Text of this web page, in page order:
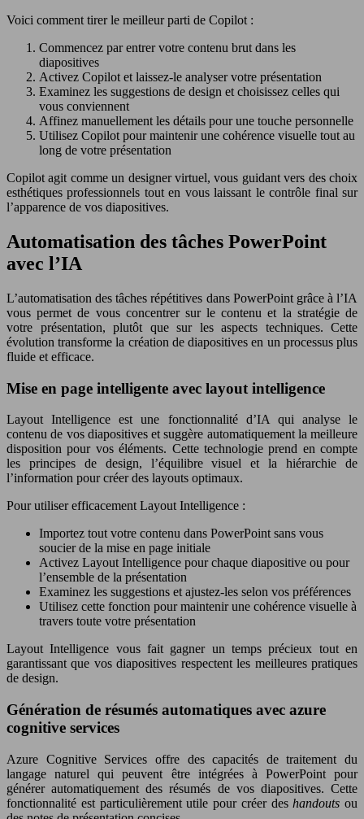
Voici comment tirer le meilleur parti de Copilot :
Commencez par entrer votre contenu brut dans les
diapositives
Activez Copilot et laissez-le analyser votre présentation
Examinez les suggestions de design et choisissez celles qui
vous conviennent
Affinez manuellement les détails pour une touche personnelle
Utilisez Copilot pour maintenir une cohérence visuelle tout au
long de votre présentation
Copilot agit comme un designer virtuel, vous guidant vers des choix
esthétiques professionnels tout en vous laissant le contrôle final sur
l’apparence de vos diapositives.
Automatisation des tâches PowerPoint
avec l’IA
L’automatisation des tâches répétitives dans PowerPoint grâce à l’IA
vous permet de vous concentrer sur le contenu et la stratégie de
votre présentation, plutôt que sur les aspects techniques. Cette
évolution transforme la création de diapositives en un processus plus
fluide et efficace.
Mise en page intelligente avec layout intelligence
Layout Intelligence est une fonctionnalité d’IA qui analyse le
contenu de vos diapositives et suggère automatiquement la meilleure
disposition pour vos éléments. Cette technologie prend en compte
les principes de design, l’équilibre visuel et la hiérarchie de
l’information pour créer des layouts optimaux.
Pour utiliser efficacement Layout Intelligence :
Importez tout votre contenu dans PowerPoint sans vous
soucier de la mise en page initiale
Activez Layout Intelligence pour chaque diapositive ou pour
l’ensemble de la présentation
Examinez les suggestions et ajustez-les selon vos préférences
Utilisez cette fonction pour maintenir une cohérence visuelle à
travers toute votre présentation
Layout Intelligence vous fait gagner un temps précieux tout en
garantissant que vos diapositives respectent les meilleures pratiques
de design.
Génération de résumés automatiques avec azure
cognitive services
Azure Cognitive Services offre des capacités de traitement du
langage naturel qui peuvent être intégrées à PowerPoint pour
générer automatiquement des résumés de vos diapositives. Cette
fonctionnalité est particulièrement utile pour créer deshandouts ou